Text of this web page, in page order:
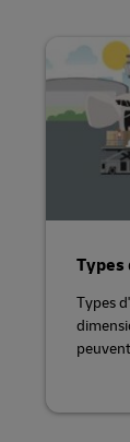
Types
Types